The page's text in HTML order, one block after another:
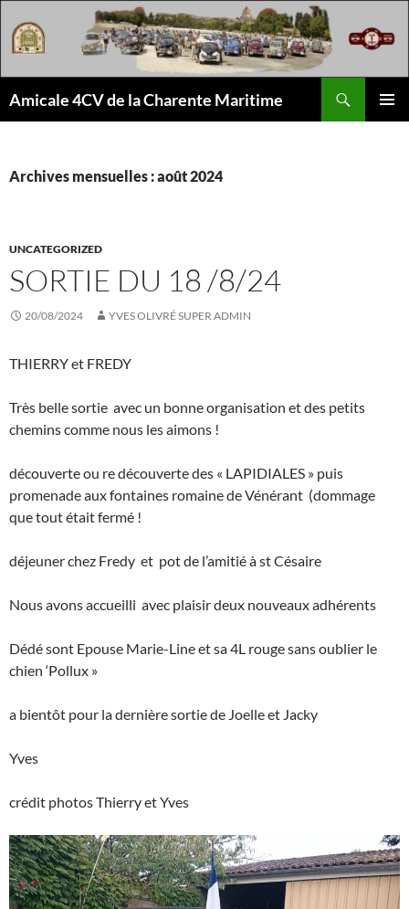
au
contenu
Amicale 4CV de la Charente Maritime
Archives mensuelles : août 2024
UNCATEGORIZED
SORTIE DU 18 /8/24
20/08/2024 YVES OLIVRÉ SUPER ADMIN
THIERRY et FREDY
Très belle sortie avec un bonne organisation et des petits
chemins comme nous les aimons !
découverte ou re découverte des « LAPIDIALES » puis
promenade aux fontaines romaine de Vénérant (dommage
que tout était fermé !
déjeuner chez Fredy et pot de l’amitié à st Césaire
Nous avons accueilli avec plaisir deux nouveaux adhérents
Dédé sont Epouse Marie-Line et sa 4L rouge sans oublier le
chien ‘Pollux »
a bientôt pour la dernière sortie de Joelle et Jacky
Yves
crédit photos Thierry et Yves